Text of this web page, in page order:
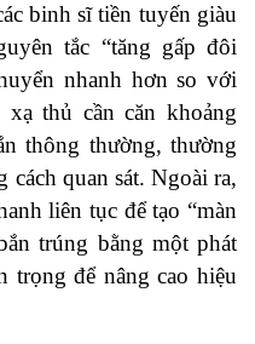
binh sĩ tiền tuyến giàu
tắc “tăng gấp đôi
nhanh hơn so với
thủ cần căn khoảng
thông thường, thường
quan sát. Ngoài ra,
liên tục để tạo “màn
trúng bằng một phát
trọng để nâng cao hiệu